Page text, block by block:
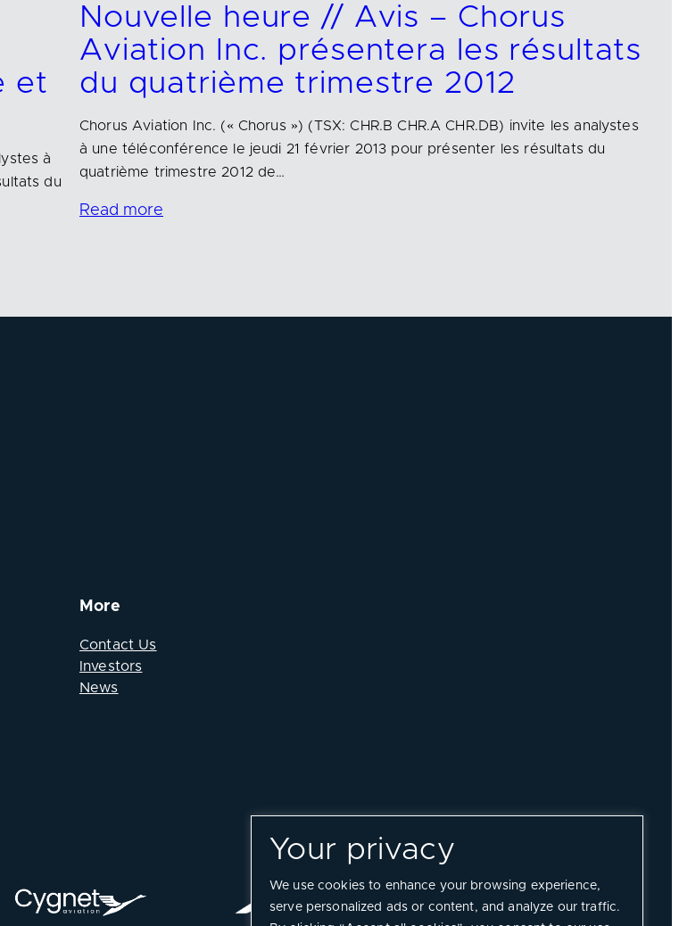
Your privacy
We use cookies to enhance your browsing experience,
serve personalized ads or content, and analyze our traffic.
et
à
du
Nouvelle heure // Avis – Chorus
Aviation Inc. présentera les résultats
du quatrième trimestre 2012
Chorus Aviation Inc. (« Chorus ») (TSX: CHR.B CHR.A CHR.DB) invite les analystes
à une téléconférence le jeudi 21 février 2013 pour présenter les résultats du
quatrième trimestre 2012 de…
Read more
More
Contact Us
Investors
News